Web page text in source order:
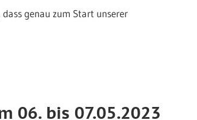
genau zum Start unserer
06. bis 07.05.2023